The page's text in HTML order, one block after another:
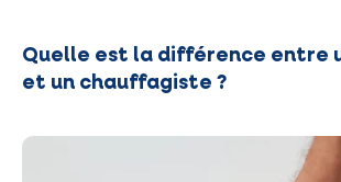
Quelle est la différence entre
et un chauffagiste ?